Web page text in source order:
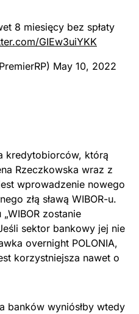
8 miesięcy bez spłaty
GIEw3uiYKK
May 10, 2022
kredytobiorców, którą
Rzeczkowska wraz z
wprowadzenie nowego
złą sławą WIBOR-u.
zostanie
sektor bankowy jej nie
overnight POLONIA,
korzystniejsza nawet o
banków wyniósłby wtedy